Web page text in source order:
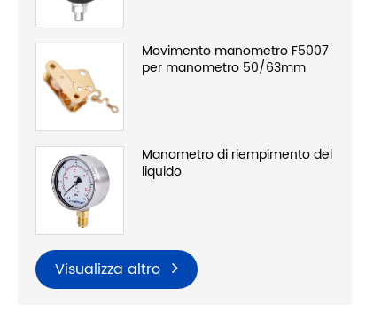
Movimento manometro F5007
per manometro 50/63mm
Manometro di riempimento del
liquido
Visualizza altro